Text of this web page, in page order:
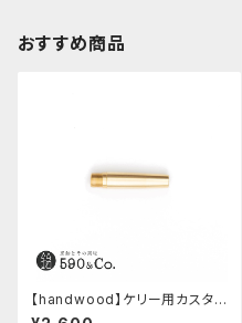
おすすめ商品
【handwood】ケリー用カスタム
後軸 (真鍮)